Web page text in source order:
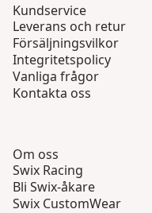
Kundservice
Leverans och retur
Försäljningsvilkor
Integritetspolicy
Vanliga frågor
Kontakta oss
Om oss
Swix Racing
Bli Swix-åkare
Swix CustomWear